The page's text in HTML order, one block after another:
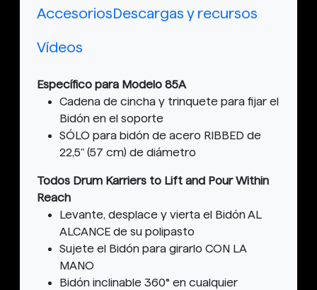
AccesoriosDescargas y recursos
Vídeos
Específico para Modelo 85A
Cadena de cincha y trinquete para fijar el
Bidón en el soporte
SÓLO para bidón de acero RIBBED de
22,5" (57 cm) de diámetro
Todos Drum Karriers to Lift and Pour Within
Reach
Levante, desplace y vierta el Bidón AL
ALCANCE de su polipasto
Sujete el Bidón para girarlo CON LA
MANO
Bidón inclinable 360° en cualquier